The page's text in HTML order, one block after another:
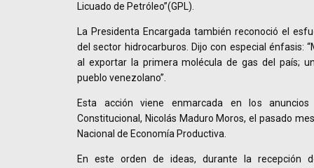
Licuado de Petróleo”(GPL).
La Presidenta Encargada también reconoció el
del sector hidrocarburos. Dijo con especial énfasis:
al exportar la primera molécula de gas del país;
pueblo venezolano”.
Esta acción viene enmarcada en los
Constitucional, Nicolás Maduro Moros, el pasado
Nacional de Economía Productiva.
En este orden de ideas, durante la